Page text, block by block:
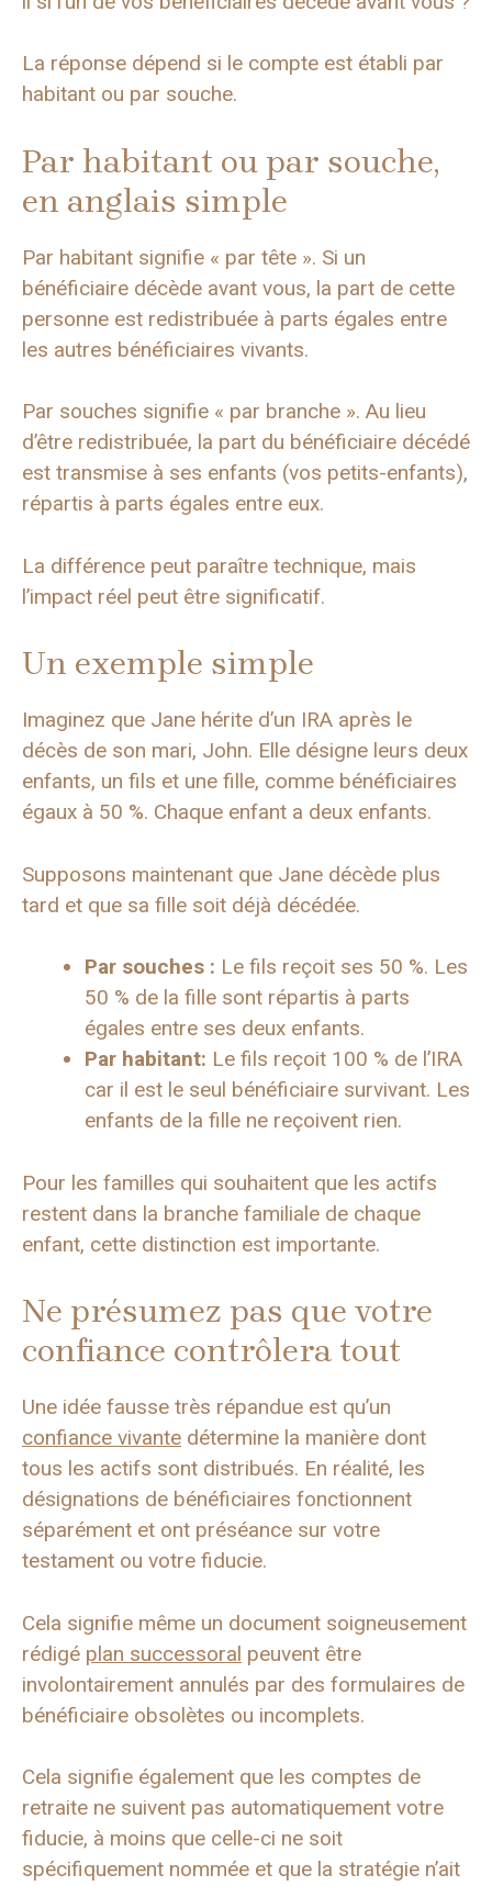
La réponse dépend si le compte est établi par
habitant ou par souche.
Par habitant ou par souche,
en anglais simple
Par habitant signifie « par tête ». Si un
bénéficiaire décède avant vous, la part de cette
personne est redistribuée à parts égales entre
les autres bénéficiaires vivants.
Par souches signifie « par branche ». Au lieu
d’être redistribuée, la part du bénéficiaire décédé
est transmise à ses enfants (vos petits-enfants),
répartis à parts égales entre eux.
La différence peut paraître technique, mais
l’impact réel peut être significatif.
Un exemple simple
Imaginez que Jane hérite d’un IRA après le
décès de son mari, John. Elle désigne leurs deux
enfants, un fils et une fille, comme bénéficiaires
égaux à 50 %. Chaque enfant a deux enfants.
Supposons maintenant que Jane décède plus
tard et que sa fille soit déjà décédée.
Par souches : Le fils reçoit ses 50 %. Les
50 % de la fille sont répartis à parts
égales entre ses deux enfants.
Par habitant: Le fils reçoit 100 % de l’IRA
car il est le seul bénéficiaire survivant. Les
enfants de la fille ne reçoivent rien.
Pour les familles qui souhaitent que les actifs
restent dans la branche familiale de chaque
enfant, cette distinction est importante.
Ne présumez pas que votre
confiance contrôlera tout
Une idée fausse très répandue est qu’un
confiance vivante détermine la manière dont
tous les actifs sont distribués. En réalité, les
désignations de bénéficiaires fonctionnent
séparément et ont préséance sur votre
testament ou votre fiducie.
Cela signifie même un document soigneusement
rédigé plan successoral peuvent être
involontairement annulés par des formulaires de
bénéficiaire obsolètes ou incomplets.
Cela signifie également que les comptes de
retraite ne suivent pas automatiquement votre
fiducie, à moins que celle-ci ne soit
spécifiquement nommée et que la stratégie n’ait